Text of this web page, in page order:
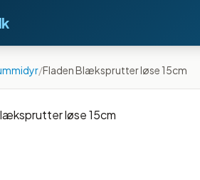
/Fladen Blæksprutter løse 15cm